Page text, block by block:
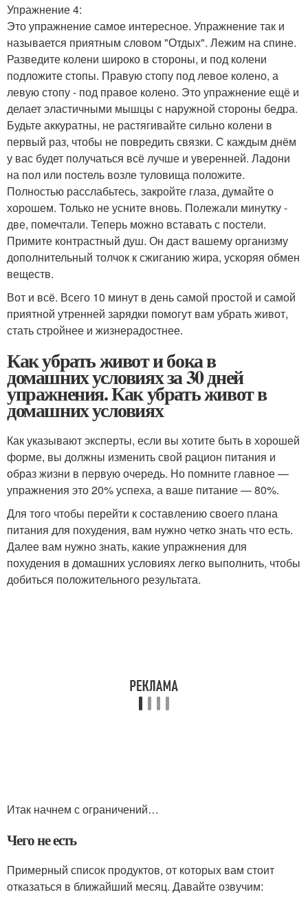
Упражнение 4:
Это упражнение самое интересное. Упражнение так и
называется приятным словом "Отдых". Лежим на спине.
Разведите колени широко в стороны, и под колени
подложите стопы. Правую стопу под левое колено, а
левую стопу - под правое колено. Это упражнение ещё и
делает эластичными мышцы с наружной стороны бедра.
Будьте аккуратны, не растягивайте сильно колени в
первый раз, чтобы не повредить связки. С каждым днём
у вас будет получаться всё лучше и уверенней. Ладони
на пол или постель возле туловища положите.
Полностью расслабьтесь, закройте глаза, думайте о
хорошем. Только не усните вновь. Полежали минутку -
две, помечтали. Теперь можно вставать с постели.
Примите контрастный душ. Он даст вашему организму
дополнительный толчок к сжиганию жира, ускоряя обмен
веществ.
Вот и всё. Всего 10 минут в день самой простой и самой
приятной утренней зарядки помогут вам убрать живот,
стать стройнее и жизнерадостнее.
Как убрать живот и бока в
домашних условиях за 30 дней
упражнения. Как убрать живот в
домашних условиях
Как указывают эксперты, если вы хотите быть в хорошей
форме, вы должны изменить свой рацион питания и
образ жизни в первую очередь. Но помните главное —
упражнения это 20% успеха, а ваше питание — 80%.
Для того чтобы перейти к составлению своего плана
питания для похудения, вам нужно четко знать что есть.
Далее вам нужно знать, какие упражнения для
похудения в домашних условиях легко выполнить, чтобы
добиться положительного результата.
Итак начнем с ограничений…
Чего не есть
Примерный список продуктов, от которых вам стоит
отказаться в ближайший месяц. Давайте озвучим: